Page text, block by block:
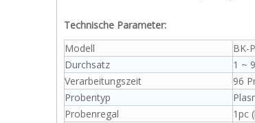
Technische Parameter:
Modell
BK-
Durchsatz
1 ~
Verarbeitungszeit
96
Probentyp
Probenregal
1pc